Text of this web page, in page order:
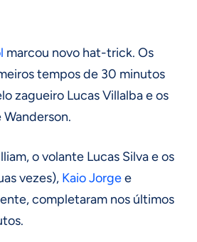
marcou novo hat-trick. Os
tempos de 30 minutos
zagueiro Lucas Villalba e os
Wanderson.
o volante Lucas Silva e os
vezes), Kaio Jorgee
completaram nos últimos